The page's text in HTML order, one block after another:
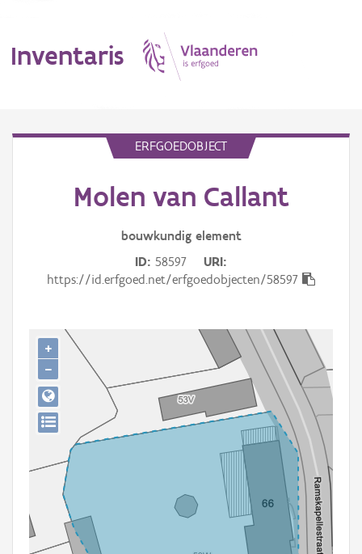
Inventaris
Erfgoedobject
Gebeurtenis
Persoon of collectief
Downloads
Aanmelden
ERFGOEDOBJECT
Molen van Callant
bouwkundig element
ID 58597
URI
https://id.erfgoed.net/erfgoedobjecten/58597
+
−